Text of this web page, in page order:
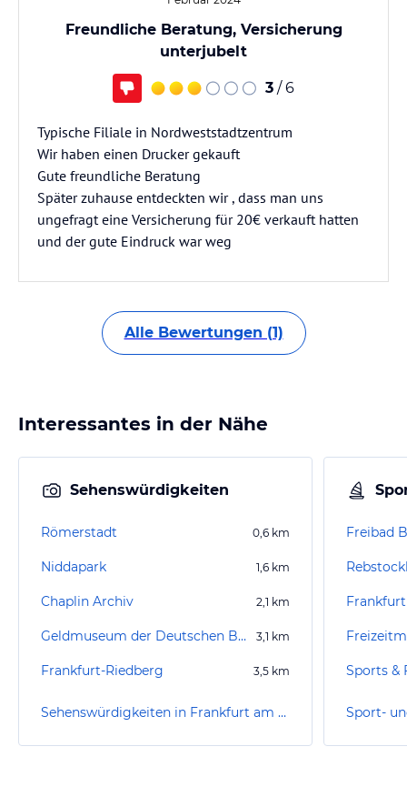
Freundliche Beratung, Versicherung
unterjubelt
3 / 6
Typische Filiale in Nordweststadtzentrum
Wir haben einen Drucker gekauft
Gute freundliche Beratung
Später zuhause entdeckten wir , dass man uns
ungefragt eine Versicherung für 20€ verkauft hatten
und der gute Eindruck war weg
Alle Bewertungen (1)
Interessantes in der Nähe
Sehenswürdigkeiten
Römerstadt 0,6 km
Niddapark 1,6 km
Chaplin Archiv 2,1 km
Geldmuseum der Deutschen Bundesbank 3,1 km
Frankfurt-Riedberg 3,5 km
Sehenswürdigkeiten in Frankfurt am Main
Freibad
Sports &